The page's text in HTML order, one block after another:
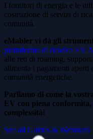
I fornitori di energia e le
costruzione di servizi di
comunità.
eMabler vi dà gli
piattaforma di ricarica EV
alle reti di roaming,
alimenta i pagamenti
comunità energetiche.
Parliamo di come la
EV con piena
complessità!
See all Guides & Webinars